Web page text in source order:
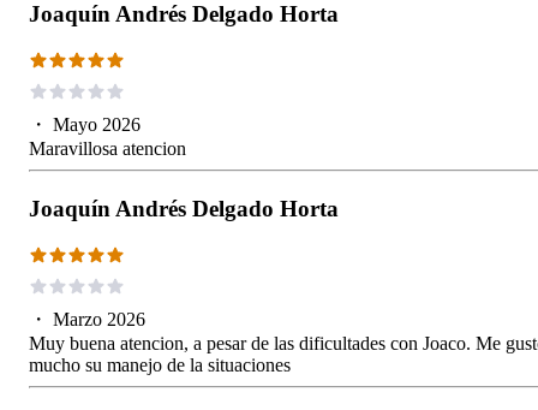
Joaquín Andrés Delgado Horta
・ Mayo 2026
Maravillosa atencion
Joaquín Andrés Delgado Horta
・ Marzo 2026
Muy buena atencion, a pesar de las dificultades con Joaco. Me
mucho su manejo de la situaciones